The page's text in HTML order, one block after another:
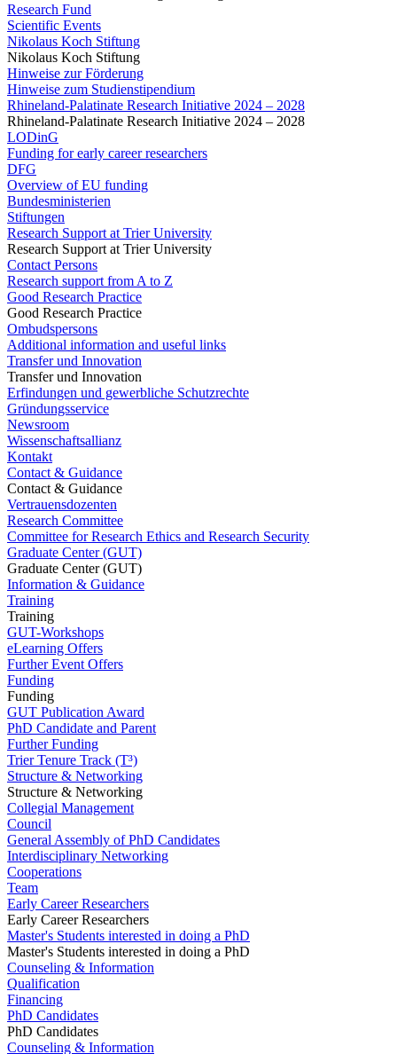
Research Fund
Scientific Events
Nikolaus Koch Stiftung
Nikolaus Koch Stiftung
Hinweise zur Förderung
Hinweise zum Studienstipendium
Rhineland-Palatinate Research Initiative 2024 – 2028
Rhineland-Palatinate Research Initiative 2024 – 2028
LODinG
Funding for early career researchers
DFG
Overview of EU funding
Bundesministerien
Stiftungen
Research Support at Trier University
Research Support at Trier University
Contact Persons
Research support from A to Z
Good Research Practice
Good Research Practice
Ombudspersons
Additional information and useful links
Transfer und Innovation
Transfer und Innovation
Erfindungen und gewerbliche Schutzrechte
Gründungsservice
Newsroom
Wissenschaftsallianz
Kontakt
Contact & Guidance
Contact & Guidance
Vertrauensdozenten
Research Committee
Committee for Research Ethics and Research Security
Graduate Center (GUT)
Graduate Center (GUT)
Information & Guidance
Training
Training
GUT-Workshops
eLearning Offers
Further Event Offers
Funding
Funding
GUT Publication Award
PhD Candidate and Parent
Further Funding
Trier Tenure Track (T³)
Structure & Networking
Structure & Networking
Collegial Management
Council
General Assembly of PhD Candidates
Interdisciplinary Networking
Cooperations
Team
Early Career Researchers
Early Career Researchers
Master's Students interested in doing a PhD
Master's Students interested in doing a PhD
Counseling & Information
Qualification
Financing
PhD Candidates
PhD Candidates
Counseling & Information